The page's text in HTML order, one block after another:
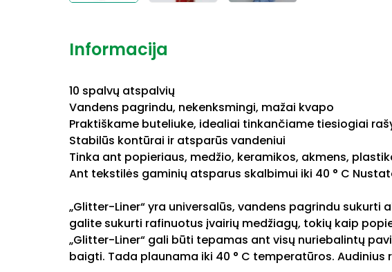
Informacija
10 spalvų atspalvių
Vandens pagrindu, nekenksmingi, mažai kvapo
Praktiškame buteliuke, idealiai tinkančiame tiesiogiai
Stabilūs kontūrai ir atsparūs vandeniui
Tinka ant popieriaus, medžio, keramikos, akmens,
Ant tekstilės gaminių atsparus skalbimui iki 40 ° C
„Glitter-Liner“ yra universalūs, vandens pagrindu sukurti
galite sukurti rafinuotus įvairių medžiagų, tokių kaip
„Glitter-Liner“ gali būti tepamas ant visų nuriebalintų
baigti. Tada plaunama iki 40 ° C temperatūros. Audinius